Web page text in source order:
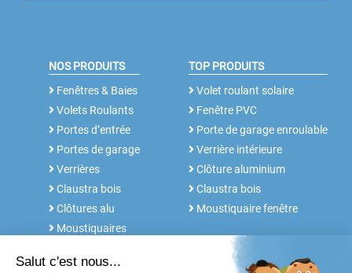
NOS PRODUITS
Fenêtres & Baies
Volets Roulants
Portes d’entrée
Portes de garage
Verrières
Claustra bois
Clôtures alu
Moustiquaires
TOP PRODUITS
Volet roulant solaire
Fenêtre PVC
Porte de garage enroulable
Verrière intérieure
Clôture aluminium
Claustra bois
Moustiquaire fenêtre